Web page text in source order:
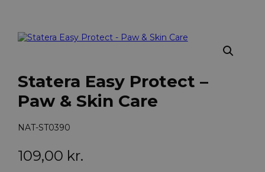
Statera Easy Protect –
Paw & Skin Care
NAT-ST0390
109,00 kr.